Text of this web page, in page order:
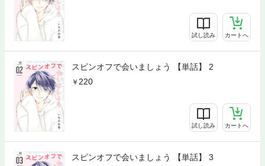
試し読み カートへ
スピンオフで会いましょう 【単話】 2
220
試し読み カートへ
スピンオフで会いましょう 【単話】 3